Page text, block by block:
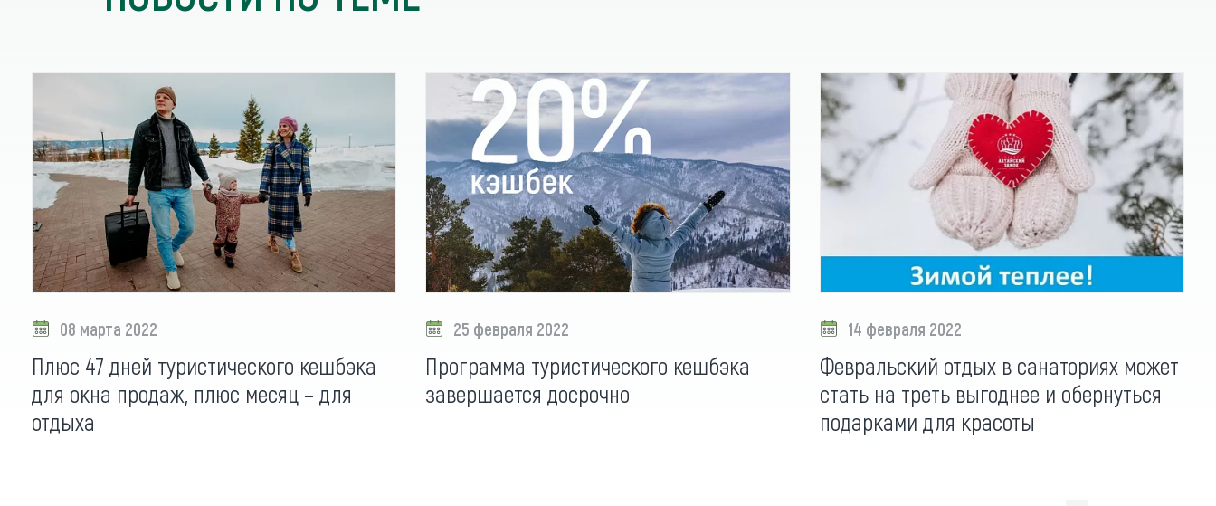
08 марта 2022
Плюс 47 дней туристического кешбэка
для окна продаж, плюс месяц – для
отдыха
25 февраля 2022
Программа туристического кешбэка
завершается досрочно
14 февраля 2022
Февральский отдых в санаториях может
стать на треть выгоднее и обернуться
подарками для красоты